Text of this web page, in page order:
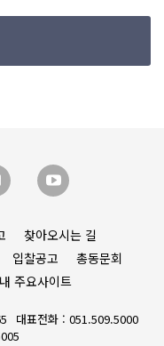
찾아오시는 길
입찰공고
총동문회
주요사이트
대표전화 : 051.509.5000